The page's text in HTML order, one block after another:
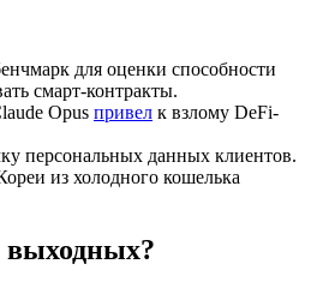
для оценки способности
смарт-контракты.
Opus привел к взлому DeFi-
персональных данных клиентов.
из холодного кошелька
выходных?